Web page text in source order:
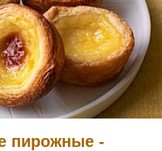
пирожные -